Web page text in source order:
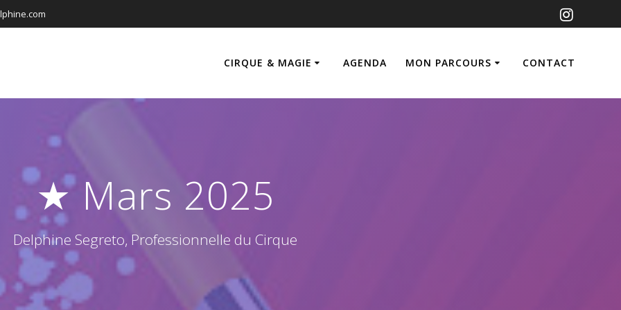
CIRQUE & MAGIE AGENDA MON PARCOURS CONTACT
★ Mars 2025
Delphine Segreto, Professionnelle du Cirque